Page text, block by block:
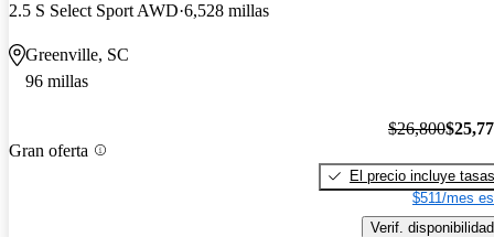
2.5 S Select Sport AWD 6,528 millas
Greenville, SC
96 millas
Gran oferta
$26,800
El precio incluye tasas
$511/mes
Verif. disponibilidad